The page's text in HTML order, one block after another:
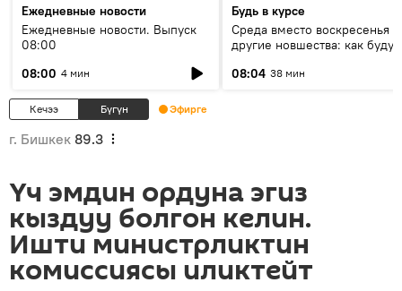
Ежедневные новости
Ежедневные новости. Выпуск
08:00
08:00 4 мин
Будь в курсе
Среда вместо воскресенья и
другие новшества: как будут
08:04 38 мин
Кечээ Бүгүн Эфирге
г. Бишкек 89.3
Үч эмдин ордуна эгиз
кыздуу болгон келин.
Ишти министрликтин
комиссиясы иликтейт